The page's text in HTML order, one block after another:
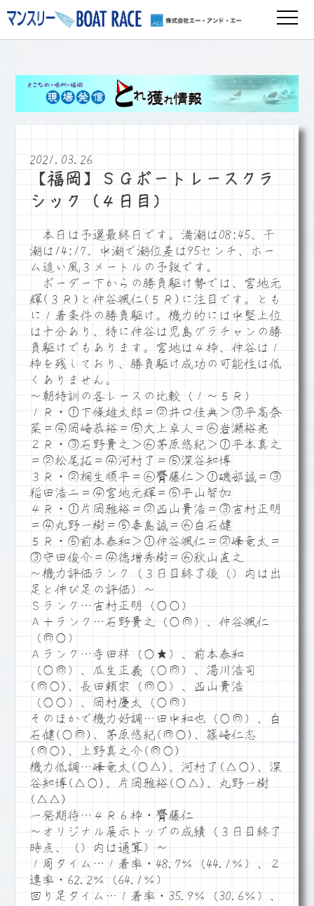
2021.03.26
【福岡】ＳＧボートレースクラ
シック（４日目）
本日は予選最終日です。満潮は08:45、干
潮は14:17、中潮で潮位差は95センチ、ホー
ム追い風３メートルの予報です。
ボーダー下からの勝負駆け勢では、宮地元
輝(３Ｒ)と仲谷颯仁(５Ｒ)に注目です。とも
に１着条件の勝負駆け。機力的には中堅上位
は十分あり、特に仲谷は児島グラチャンの勝
負駆けでもあります。宮地は４枠、仲谷は１
枠を残しており、勝負駆け成功の可能性は低
くありません。
～朝特訓の各レースの比較（１～５Ｒ）
１Ｒ・①下條雄太郎＝②井口佳典＞③平高奈
菜＝④岡崎恭裕＝⑤大上卓人＝⑥岩瀬裕亮
２Ｒ・③石野貴之＞⑥茅原悠紀＞①平本真之
＝②松尾拓＝④河村了＝⑤深谷知博
３Ｒ・②桐生順平＝⑥齊藤仁＞①磯部誠＝③
稲田浩二＝④宮地元輝＝⑤平山智加
４Ｒ・①片岡雅裕＝②西山貴浩＝③吉村正明
＝④丸野一樹＝⑤毒島誠＝⑥白石健
５Ｒ・⑤前本泰和＞①仲谷颯仁＝②峰竜太＝
③守田俊介＝④徳増秀樹＝⑥秋山直之
～機力評価ランク（３日目終了後（）内は出
足と伸び足の評価）～
Ｓランク…吉村正明（○○）
Ａ＋ランク…石野貴之（○◎）、仲谷颯仁
（◎○）
Ａランク…寺田祥（○★）、前本泰和
（○◎）、瓜生正義（○◎）、湯川浩司
(◎○)、長田頼宗（◎○）、西山貴浩
（○○）、岡村慶太（○◎）
そのほかで機力好調…田中和也（○◎）、白
石健(○◎)、茅原悠紀(◎○)、篠崎仁志
(◎○)、上野真之介(◎○)
機力低調…峰竜太(○△)、河村了(△○)、深
谷知博(△○)、片岡雅裕(○△)、丸野一樹
(△△)
一発期待…４Ｒ６枠・齊藤仁
～オリジナル展示トップの成績（３日目終了
時点、（）内は通算）～
１周タイム…１着率・48.7％（44.1％）、２
連率・62.2％（64.1％）
回り足タイム…１着率・35.9％（30.6％）、